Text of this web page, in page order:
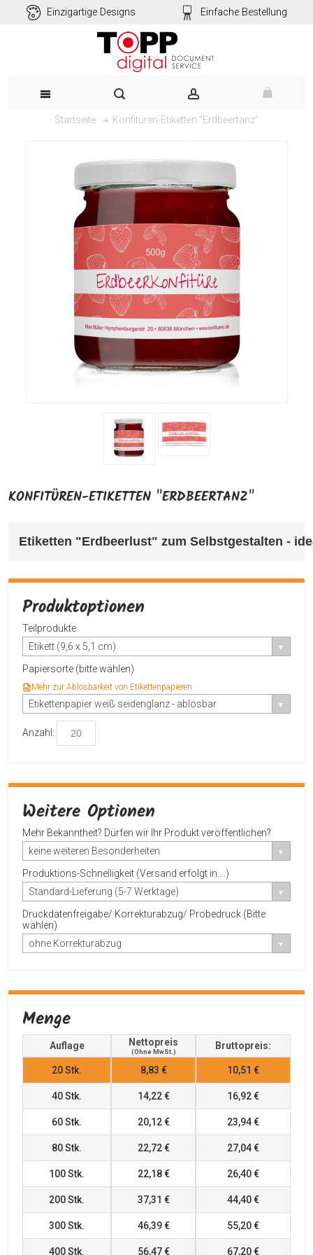
Einzigartige Designs Einfache Bestellung
Startseite Konfitüren-Etiketten "Erdbeertanz"
KONFITÜREN-ETIKETTEN "ERDBEERTANZ"
Etiketten "Erdbeerlust" zum Selbstgestalten -
Produktoptionen
Teilprodukte
Etikett (9,6 x 5,1 cm)
Papiersorte (bitte wählen)
Mehr zur Ablösbarkeit von Etikettenpapieren
Etikettenpapier weiß seidenglanz - ablösbar
Anzahl:
Weitere Optionen
Mehr Bekanntheit? Dürfen wir Ihr Produkt veröffentlichen?
keine weiteren Besonderheiten
Produktions-Schnelligkeit (Versand erfolgt in....)
Standard-Lieferung (5-7 Werktage)
Druckdatenfreigabe/ Korrekturabzug/ Probedruck (Bitte
wählen)
ohne Korrekturabzug
Menge
Auflage Nettopreis
(ohne MwSt.)
Bruttopreis:
20Stk. 8,83 € 10,51 €
40Stk. 14,22 € 16,92 €
60Stk. 20,12 € 23,94 €
80Stk. 22,72 € 27,04 €
100Stk. 22,18 € 26,40 €
200Stk. 37,31 € 44,40 €
300Stk. 46,39 € 55,20 €
400Stk. 56,47 € 67,20 €